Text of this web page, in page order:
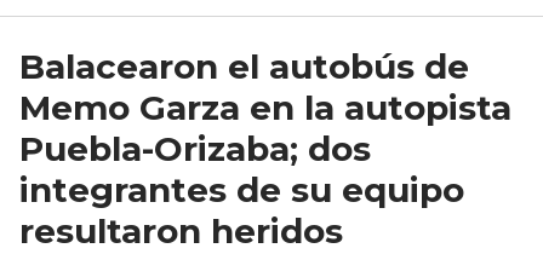
Balacearon el autobús de
Memo Garza en la autopista
Puebla-Orizaba; dos
integrantes de su equipo
resultaron heridos